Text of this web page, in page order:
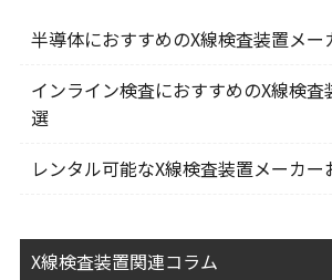
半導体におすすめのX線検査装置メー
インライン検査におすすめのX線検査
選
レンタル可能なX線検査装置メーカ
X線検査装置関連コラム